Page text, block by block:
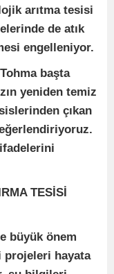
arıtma tesisi
de atık
engelleniyor.
başta
yeniden temiz
çıkan
TESİSİ
büyük önem
projeleri hayata